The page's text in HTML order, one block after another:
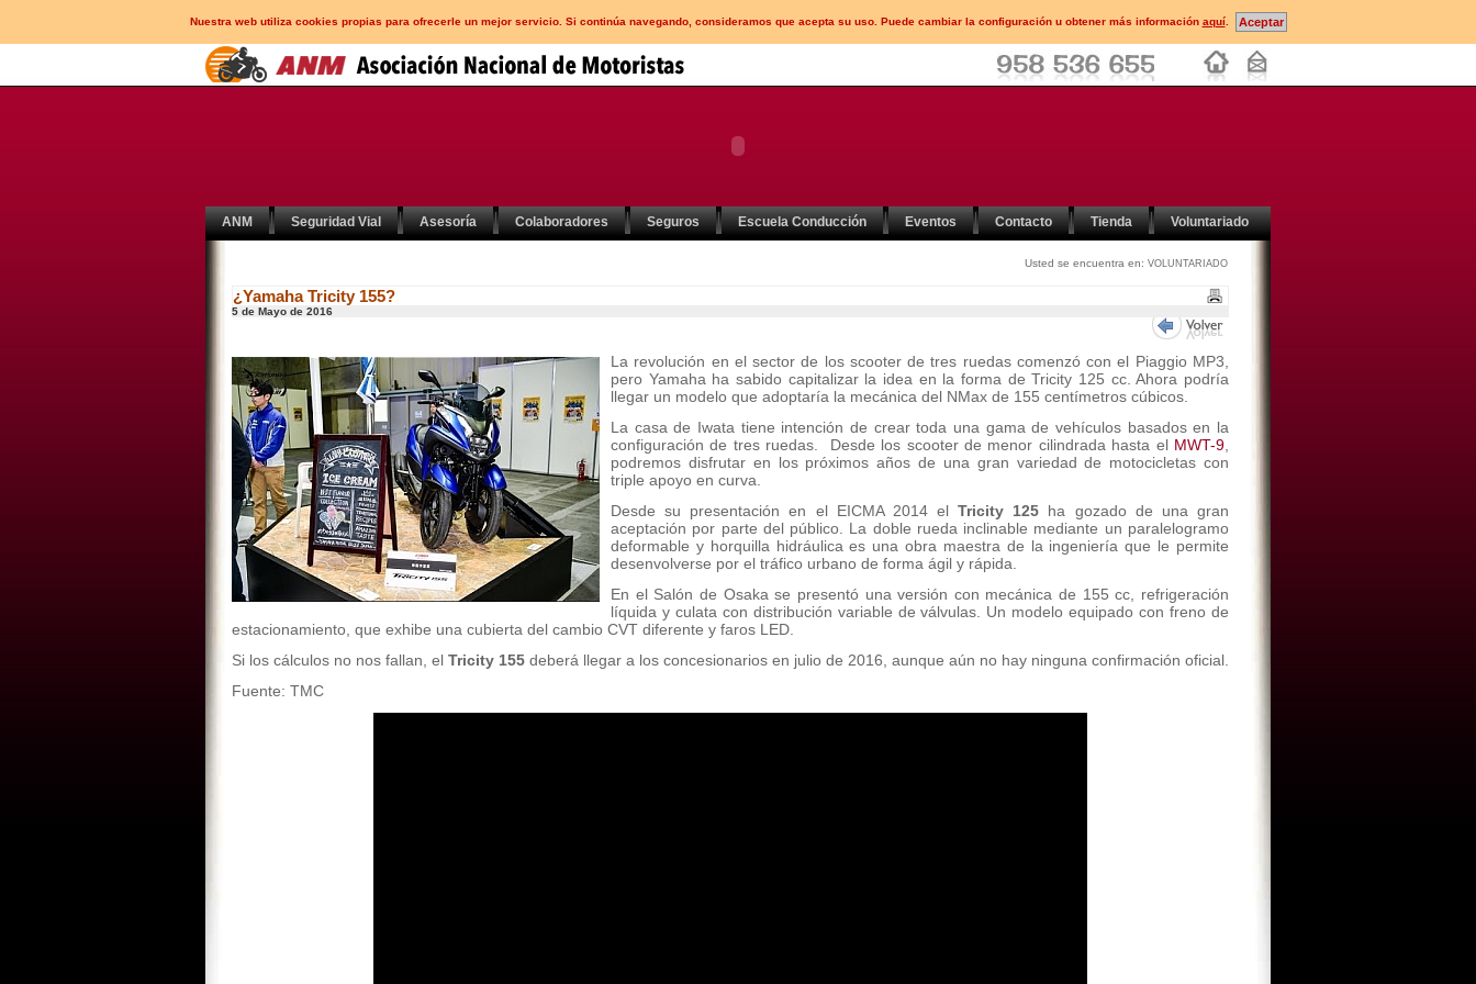
Nuestra web utiliza cookies propias para ofrecerle un mejor servicio. Si continúa navegando, consideramos que acepta su uso. Puede cambiar la configuración u obtener más información aquí.
ANM Seguridad Vial Asesoría Colaboradores Seguros Escuela Conducción Eventos Contacto Tienda Voluntariado
Usted se encuentra en: VOLUNTARIADO
¿Yamaha Tricity 155?
5 de Mayo de 2016
La revolución en el sector de los scooter de tres ruedas comenzó con el Piaggio MP3,
pero Yamaha ha sabido capitalizar la idea en la forma de Tricity 125 cc. Ahora podría
llegar un modelo que adoptaría la mecánica del NMax de 155 centímetros cúbicos.
La casa de Iwata tiene intención de crear toda una gama de vehículos basados en la
configuración de tres ruedas. Desde los scooter de menor cilindrada hasta el MWT-9
podremos disfrutar en los próximos años de una gran variedad de motocicletas con
triple apoyo en curva.
Desde su presentación en el EICMA 2014 elTricity 125 ha gozado de una gran
aceptación por parte del público. La doble rueda inclinable mediante un paralelogramo
deformable y horquilla hidráulica es una obra maestra de la ingeniería que le permite
desenvolverse por el tráfico urbano de forma ágil y rápida.
En el Salón de Osaka se presentó una versión con mecánica de 155 cc, refrigeración
líquida y culata con distribución variable de válvulas. Un modelo equipado con freno de
estacionamiento, que exhibe una cubierta del cambio CVT diferente y faros LED.
Si los cálculos no nos fallan, el Tricity 155 deberá llegar a los concesionarios en julio de 2016, aunque aún no hay ninguna confirmación oficial.
Fuente: TMC